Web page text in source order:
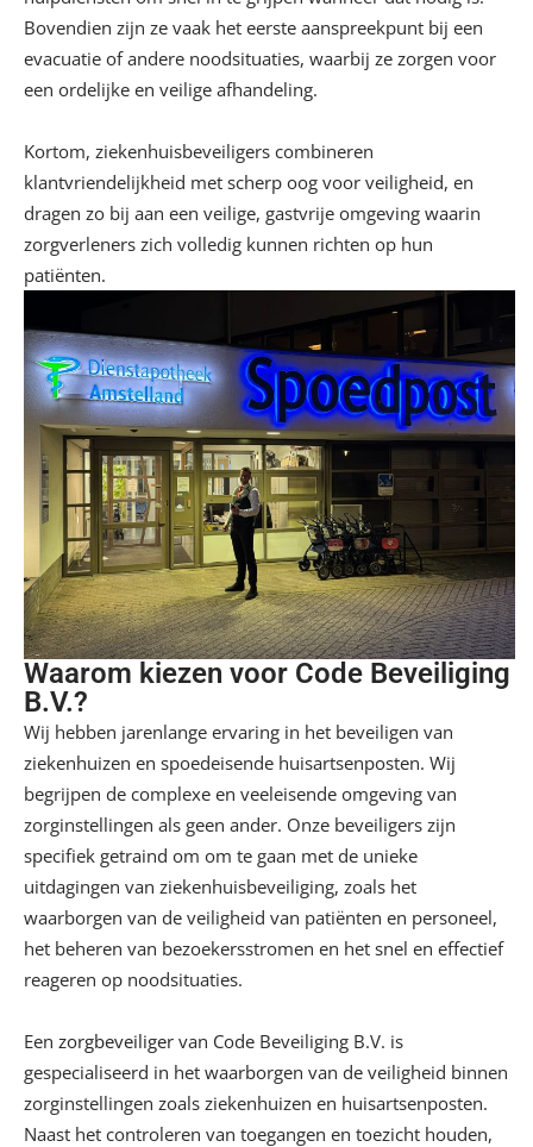
Bovendien zijn ze vaak het eerste aanspreekpunt bij een
evacuatie of andere noodsituaties, waarbij ze zorgen voor
een ordelijke en veilige afhandeling.
Kortom, ziekenhuisbeveiligers combineren
klantvriendelijkheid met scherp oog voor veiligheid, en
dragen zo bij aan een veilige, gastvrije omgeving waarin
zorgverleners zich volledig kunnen richten op hun
patiënten.
Waarom kiezen voor Code Beveiliging
B.V.?
Wij hebben jarenlange ervaring in het beveiligen van
ziekenhuizen en spoedeisende huisartsenposten. Wij
begrijpen de complexe en veeleisende omgeving van
zorginstellingen als geen ander. Onze beveiligers zijn
specifiek getraind om om te gaan met de unieke
uitdagingen van ziekenhuisbeveiliging, zoals het
waarborgen van de veiligheid van patiënten en personeel,
het beheren van bezoekersstromen en het snel en effectief
reageren op noodsituaties.
Een zorgbeveiliger van Code Beveiliging B.V. is
gespecialiseerd in het waarborgen van de veiligheid binnen
zorginstellingen zoals ziekenhuizen en huisartsenposten.
Naast het controleren van toegangen en toezicht houden,